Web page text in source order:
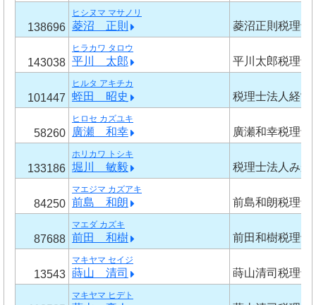
138696
ヒシヌマ マサノリ
菱沼 正則 菱沼正則税理士
143038
ヒラカワ タロウ
平川 太郎 平川太郎税理士
101447
ヒルタ アキチカ
蛭田 昭史 税理士法人経
58260
ヒロセ カズユキ
廣瀬 和幸 廣瀬和幸税理士
133186
ホリカワ トシキ
堀川 敏毅 税理士法人みか
84250
マエジマ カズアキ
前島 和朗 前島和朗税理士
87688
マエダ カズキ
前田 和樹 前田和樹税理士
13543
マキヤマ セイジ
蒔山 清司 蒔山清司税理士
マキヤマ ヒデト